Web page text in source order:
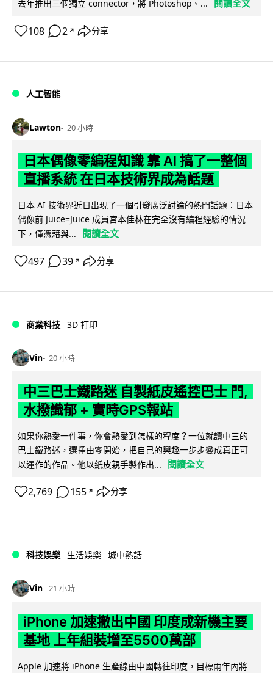
去年推出三個獨立 connector，將 Photoshop、...
閱讀全文
108 2 ↗ 分享
人工智能
Lawton 20 小時
日本偶像零編程知識 靠 AI 搞了一整個
直播系統 在日本技術界成為話題
日本 AI 技術界近日出現了一個引發廣泛討論的熱門話題：日本
偶像前 Juice=Juice 成員宮本佳林在完全沒有編程經驗的情況
下，僅憑藉與...
閱讀全文
497 39 ↗ 分享
商業科技 3D 打印
Vin 20 小時
中三巴士鐵路迷 自製紙皮遙控巴士 門,
水撥識郁 + 實時GPS報站
如果你熱愛一件事，你會熱愛到怎樣的程度？一位就讀中三的
巴士鐵路迷，選擇由零開始，把自己的興趣一步步變成真正可
以運作的作品。他以紙皮親手製作出...
閱讀全文
2,769 155 ↗ 分享
科技娛樂 生活娛樂 城中熱話
Vin 21 小時
iPhone 加速撤出中國 印度成新機主要
基地 上年組裝增至5500萬部
Apple 加速將 iPhone 生產線由中國轉往印度，目標兩年內將